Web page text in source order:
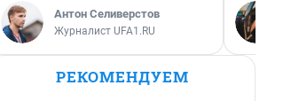
Антон Селиверстов
Журналист UFA1.RU
РЕКОМЕНДУЕМ